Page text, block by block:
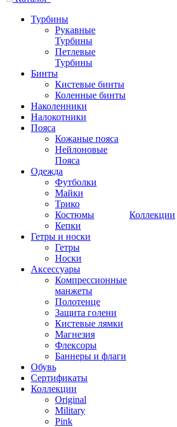
Турбины
Рукавные
Турбины
Петлевые
Турбины
Бинты
Кистевые бинты
Коленные бинты
Наколенники
Налокотники
Пояса
Кожаные пояса
Нейлоновые
Пояса
Одежда
Футболки
Майки
Трико
Костюмы
Кепки
Гетры и носки
Гетры
Носки
Аксессуары
Компрессионные
манжеты
Полотенце
Защита голени
Кистевые лямки
Магнезия
Флексоры
Баннеры и флаги
Обувь
Сертификаты
Коллекции
Original
Military
Pink
Коллекции